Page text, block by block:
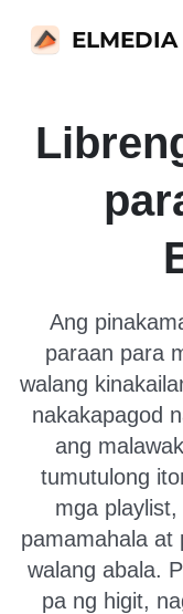
ELMEDIA
Ang
paraan para
walang
nakakapagod
ang
tumutulong
mga
pamamahala at
walang abala.
pa ng higit,